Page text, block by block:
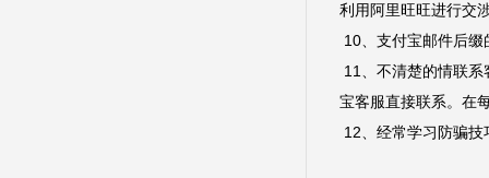
利用阿里旺旺进行交
10、支付宝邮件后缀
11、不清楚的情联
宝客服直接联系。在
12、经常学习防骗